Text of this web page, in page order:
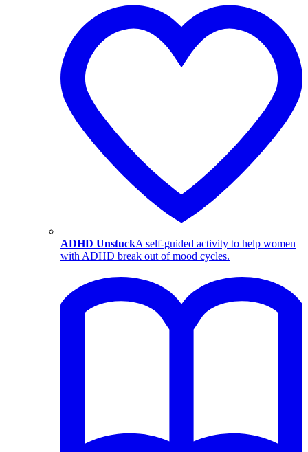
ADHD UnstuckA self-guided activity to help women
with ADHD break out of mood cycles.